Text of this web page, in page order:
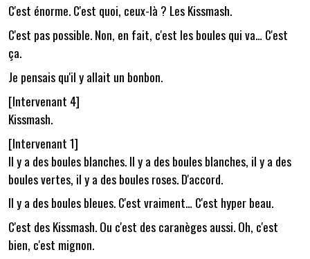
C'est énorme. C'est quoi, ceux-là ? Les Kissmash.
C'est pas possible. Non, en fait, c'est les boules qui va… C'est
ça.
Je pensais qu'il y allait un bonbon.
[Intervenant 4]
Kissmash.
[Intervenant 1]
Il y a des boules blanches. Il y a des boules blanches, il y a des
boules vertes, il y a des boules roses. D'accord.
Il y a des boules bleues. C'est vraiment… C'est hyper beau.
C'est des Kissmash. Ou c'est des caranèges aussi. Oh, c'est
bien, c'est mignon.